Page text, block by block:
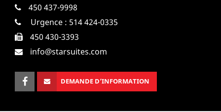
450 437-9998
Urgence : 514 424-0335
450 430-3393
info@starsuites.com
DEMANDE D’INFORMATION